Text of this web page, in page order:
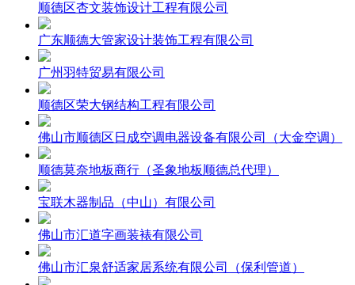
顺德区杏文装饰设计工程有限公司
广东顺德大管家设计装饰工程有限公司
广州羽特贸易有限公司
顺德区荣大钢结构工程有限公司
佛山市顺德区日成空调电器设备有限公司（大金空调）
顺德莫奈地板商行（圣象地板顺德总代理）
宝联木器制品（中山）有限公司
佛山市汇道字画装裱有限公司
佛山市汇泉舒适家居系统有限公司（保利管道）